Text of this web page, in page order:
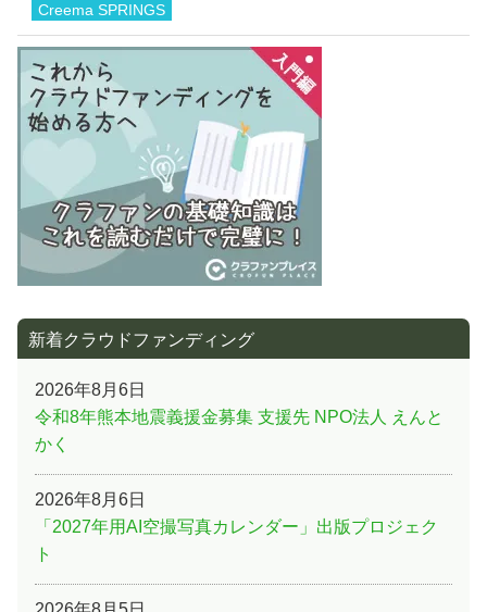
Creema SPRINGS
新着クラウドファンディング
2026年8月6日
令和8年熊本地震義援金募集 支援先 NPO法人 えんと
かく
2026年8月6日
「2027年用AI空撮写真カレンダー」出版プロジェク
ト